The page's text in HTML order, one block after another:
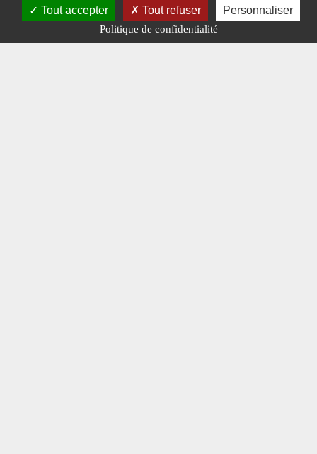
Tout accepter Tout refuser Personnaliser
Politique de confidentialité